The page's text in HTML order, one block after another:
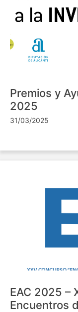
Premios y
2025
31/03/2025
EAC 2025 –
Encuentros